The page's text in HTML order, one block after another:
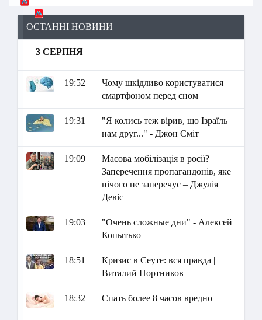
ОСТАННІ НОВИНИ
3 СЕРПНЯ
19:52
Чому шкідливо користуватися
смартфоном перед сном
19:31
"Я колись теж вірив, що Ізраїль
нам друг..." - Джон Сміт
19:09
Масова мобілізація в росії?
Заперечення пропагандонів, яке
нічого не заперечує – Джулія
Девіс
19:03
"Очень сложные дни" - Алексей
Копытько
18:51
Кризис в Сеуте: вся правда |
Виталий Портников
18:32 Спать более 8 часов вредно